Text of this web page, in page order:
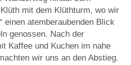
mit dem Klüthturm, wo wir
einen atemberaubenden Blick
genossen. Nach der
Kaffee und Kuchen im nahe
wir uns an den Abstieg.